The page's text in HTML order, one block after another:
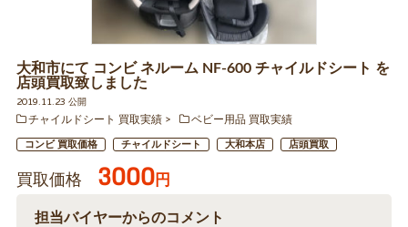
大和市にて コンビ ネルーム NF-600 チャイルドシート を
店頭買取致しました
2019.11.23 公開
チャイルドシート 買取実績
ベビー用品 買取実績
コンビ 買取価格 チャイルドシート 大和本店 店頭買取
買取価格 3000円
担当バイヤーからのコメント